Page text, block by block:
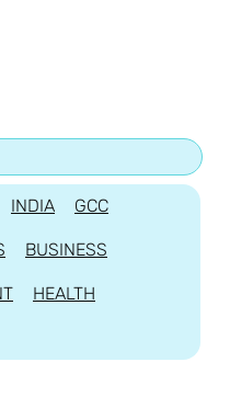
INDIA GCC
BUSINESS
HEALTH